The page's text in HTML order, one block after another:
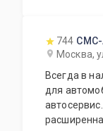
744 СМС-
Москва,
Всегда в
для